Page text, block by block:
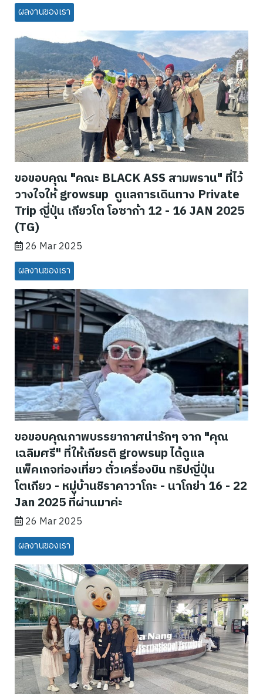
ผลงานของเรา
ขอขอบคุณ "คณะ BLACK ASS สามพราน" ที่ไว้
วางใจให้ growsup ดูแลการเดินทาง Private
Trip ญี่ปุ่น เกียวโต โอซาก้า 12 - 16 JAN 2025
(TG)
26 Mar 2025
ผลงานของเรา
ขอขอบคุณภาพบรรยากาศน่ารักๆ จาก "คุณ
เฉลิมศรี" ที่ให้เกียรติ growsup ได้ดูแล
แพ็คเกจท่องเที่ยว ตั๋วเครื่องบิน ทริปญี่ปุ่น
โตเกียว - หมู่บ้านชิราคาวาโกะ - นาโกย่า 16 - 22
Jan 2025 ที่ผ่านมาค่ะ
26 Mar 2025
ผลงานของเรา